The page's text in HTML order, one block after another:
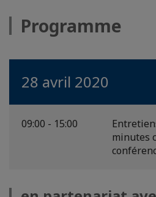
Programme
28 avril 2020
09:00 - 15:00
minutes